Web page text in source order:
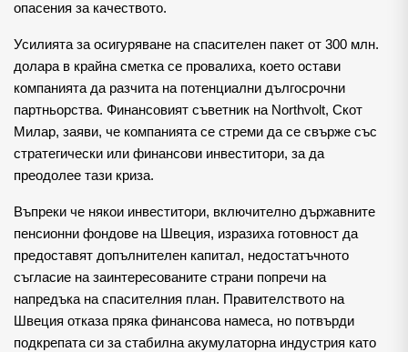
опасения за качеството.
Усилията за осигуряване на спасителен пакет от 300 млн.
долара в крайна сметка се провалиха, което остави
компанията да разчита на потенциални дългосрочни
партньорства. Финансовият съветник на Northvolt, Скот
Милар, заяви, че компанията се стреми да се свърже със
стратегически или финансови инвеститори, за да
преодолее тази криза.
Въпреки че някои инвеститори, включително държавните
пенсионни фондове на Швеция, изразиха готовност да
предоставят допълнителен капитал, недостатъчното
съгласие на заинтересованите страни попречи на
напредъка на спасителния план. Правителството на
Швеция отказа пряка финансова намеса, но потвърди
подкрепата си за стабилна акумулаторна индустрия като